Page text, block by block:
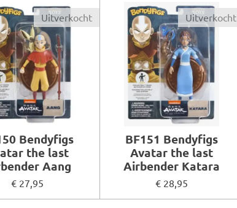
Uitverkocht
Bendyfigs
the last
Aang
€ 27,95
Uitverkocht
BF151 Bendyfigs
Avatar the last
Airbender Katara
€ 28,95